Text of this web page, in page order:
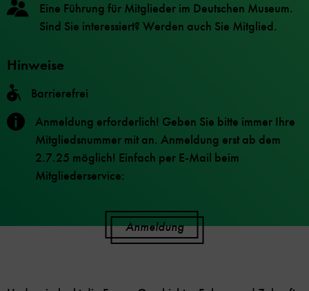
Eine Führung für Mitglieder im Deutschen Museum.
Sind Sie interessiert? Werden auch Sie Mitglied.
Hinweise
Barrierefrei
Anmeldung erforderlich! Geben Sie bitte immer Ihre
Mitgliedsnummer mit an. Anmeldung erst ab dem
2.7.25 möglich! Einfach per E-Mail beim
Mitgliederservice:
Anmeldung